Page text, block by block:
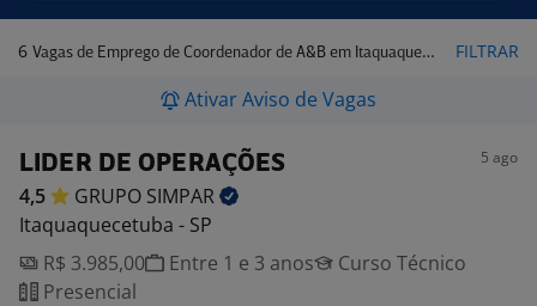
6 Vagas de Emprego de Coordenador de A&B em Itaquaquecetuba - SP FILTRAR
Ativar Aviso de Vagas
LIDER DE OPERAÇÕES 5 ago
4,5 GRUPO SIMPAR
Itaquaquecetuba - SP
R$ 3.985,00
Entre 1 e 3 anos
Curso Técnico
Presencial